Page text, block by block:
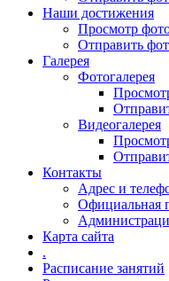
Наши достижения
Просмотр
Отправить
Галерея
Фотогалерея
Видеогалерея
Контакты
Адрес и
Официальная
Карта сайта
.
Расписание занятий